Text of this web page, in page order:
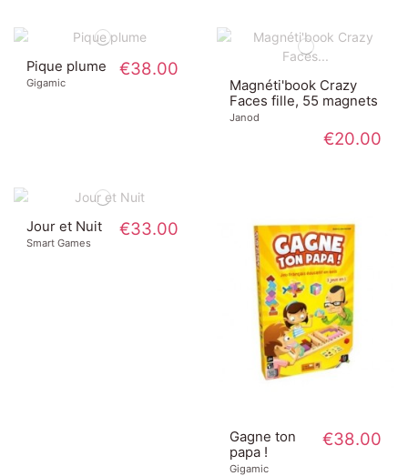
Pique plume
Gigamic
€38.00
Magnéti'book Crazy
Faces fille, 55 magnets
Janod
€20.00
Jour et Nuit
Smart Games
€33.00
Gagne ton
papa !
Gigamic
€38.00